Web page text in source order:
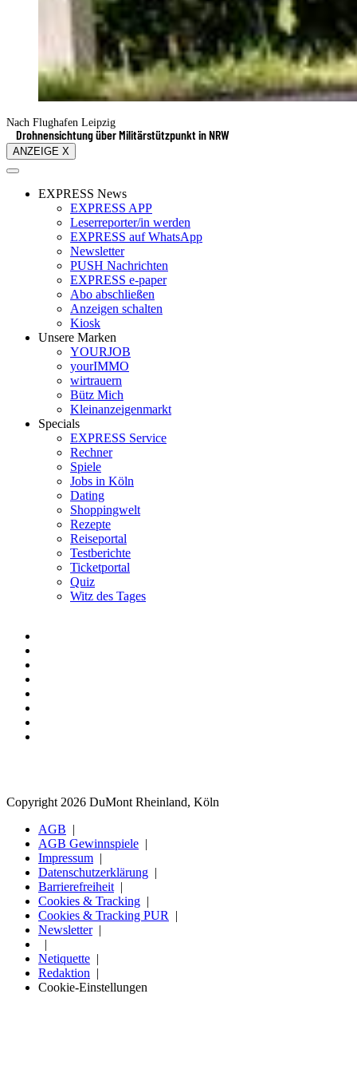
Nach Flughafen Leipzig
Drohnensichtung über Militärstützpunkt in NRW
ANZEIGE X
EXPRESS News
EXPRESS APP
Leserreporter/in werden
EXPRESS auf WhatsApp
Newsletter
PUSH Nachrichten
EXPRESS e-paper
Abo abschließen
Anzeigen schalten
Kiosk
Unsere Marken
YOURJOB
yourIMMO
wirtrauern
Bütz Mich
Kleinanzeigenmarkt
Specials
EXPRESS Service
Rechner
Spiele
Jobs in Köln
Dating
Shoppingwelt
Rezepte
Reiseportal
Testberichte
Ticketportal
Quiz
Witz des Tages
Copyright 2026 DuMont Rheinland, Köln
AGB
AGB Gewinnspiele
Impressum
Datenschutzerklärung
Barrierefreiheit
Cookies & Tracking
Cookies & Tracking PUR
Newsletter
Netiquette
Redaktion
Cookie-Einstellungen